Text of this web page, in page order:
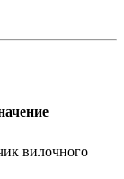
вилочного